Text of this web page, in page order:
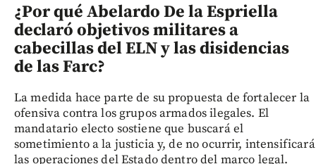
¿Por qué Abelardo De la Espriella
declaró objetivos militares a
cabecillas del ELN y las disidencias
de las Farc?
La medida hace parte de su propuesta de fortalecer la
ofensiva contra los grupos armados ilegales. El
mandatario electo sostiene que buscará el
sometimiento a la justicia y, de no ocurrir, intensificará
las operaciones del Estado dentro del marco legal.